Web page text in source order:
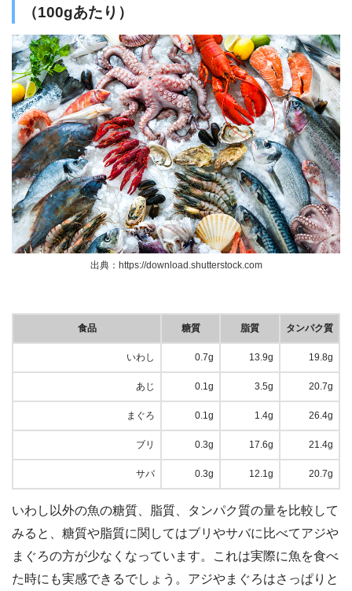
（100gあたり）
出典：https://download.shutterstock.com
食品 糖質 脂質 タンパク質
いわし 0.7g 13.9g 19.8g
あじ 0.1g 3.5g 20.7g
まぐろ 0.1g 1.4g 26.4g
ブリ 0.3g 17.6g 21.4g
サバ 0.3g 12.1g 20.7g
いわし以外の魚の糖質、脂質、タンパク質の量を比較して
みると、糖質や脂質に関してはブリやサバに比べてアジや
まぐろの方が少なくなっています。これは実際に魚を食べ
た時にも実感できるでしょう。アジやまぐろはさっぱりと